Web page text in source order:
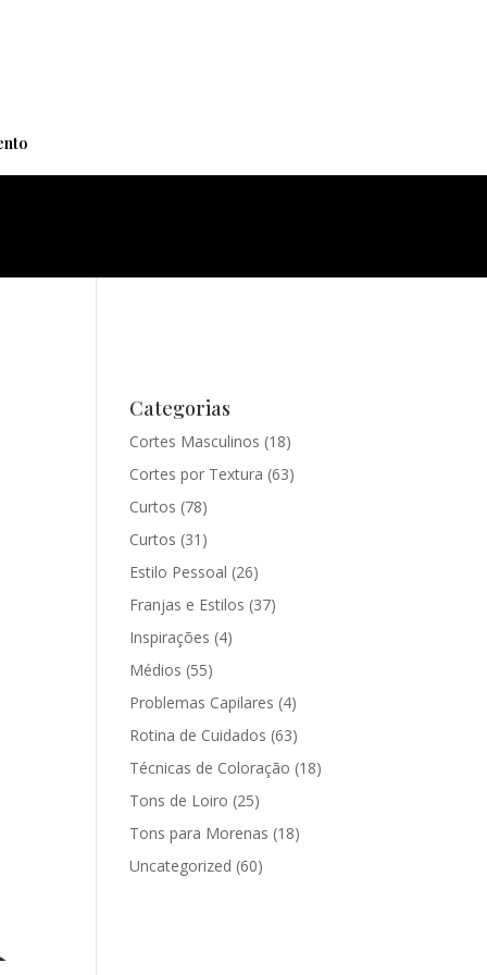
Categorias
Cortes Masculinos (18)
Cortes por Textura (63)
Curtos (78)
Curtos (31)
Estilo Pessoal (26)
Franjas e Estilos (37)
Inspirações (4)
Médios (55)
Problemas Capilares (4)
Rotina de Cuidados (63)
Técnicas de Coloração (18)
Tons de Loiro (25)
Tons para Morenas (18)
Uncategorized (60)